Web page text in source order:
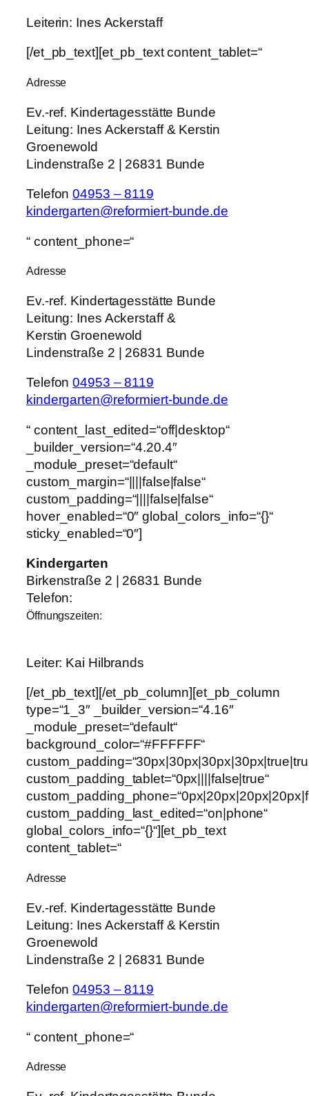
Leiterin: Ines Ackerstaff
[/et_pb_text][et_pb_text content_tablet=“
Adresse
Ev.-ref. Kindertagesstätte Bunde
Leitung: Ines Ackerstaff & Kerstin
Groenewold
Lindenstraße 2 | 26831 Bunde
Telefon04953 – 8119
kindergarten@reformiert-bunde.de
“ content_phone=“
Adresse
Ev.-ref. Kindertagesstätte Bunde
Leitung: Ines Ackerstaff &
Kerstin Groenewold
Lindenstraße 2 | 26831 Bunde
Telefon04953 – 8119
kindergarten@reformiert-bunde.de
“ content_last_edited=“off|desktop“
_builder_version=“4.20.4″
_module_preset=“default“
custom_margin=“||||false|false“
custom_padding=“||||false|false“
hover_enabled=“0″ global_colors_info=“{}“
sticky_enabled=“0″]
Kindergarten
Birkenstraße 2 | 26831 Bunde
Telefon:
Öffnungszeiten:
Leiter: Kai Hilbrands
[/et_pb_text][/et_pb_column][et_pb_column
type=“1_3″ _builder_version=“4.16″
_module_preset=“default“
background_color=“#FFFFFF“
custom_padding_tablet=“0px||||false|true“
custom_padding_last_edited=“on|phone“
global_colors_info=“{}“][et_pb_text
content_tablet=“
Adresse
Ev.-ref. Kindertagesstätte Bunde
Leitung: Ines Ackerstaff & Kerstin
Groenewold
Lindenstraße 2 | 26831 Bunde
Telefon04953 – 8119
kindergarten@reformiert-bunde.de
“ content_phone=“
Adresse